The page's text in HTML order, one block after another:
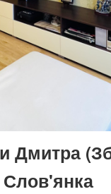
Дмитра
Слов'янка